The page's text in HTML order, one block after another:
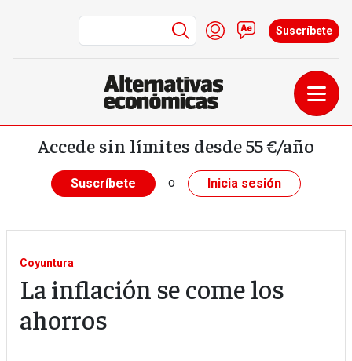
Pasar al contenido principal
Menú de cuenta de
Iniciar sesión
Contacto
Suscríbete
Accede sin límites desde 55 €/año
Suscríbete o Inicia sesión
Coyuntura
La inflación se come los
ahorros